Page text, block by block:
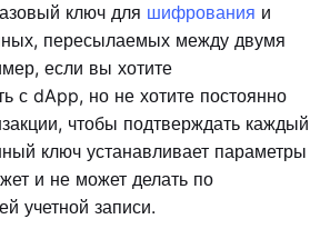
ключ для шифрования и
пересылаемых между двумя
если вы хотите
с dApp, но не хотите постоянно
чтобы подтверждать каждый
ключ устанавливает параметры
и не может делать по
учетной записи.